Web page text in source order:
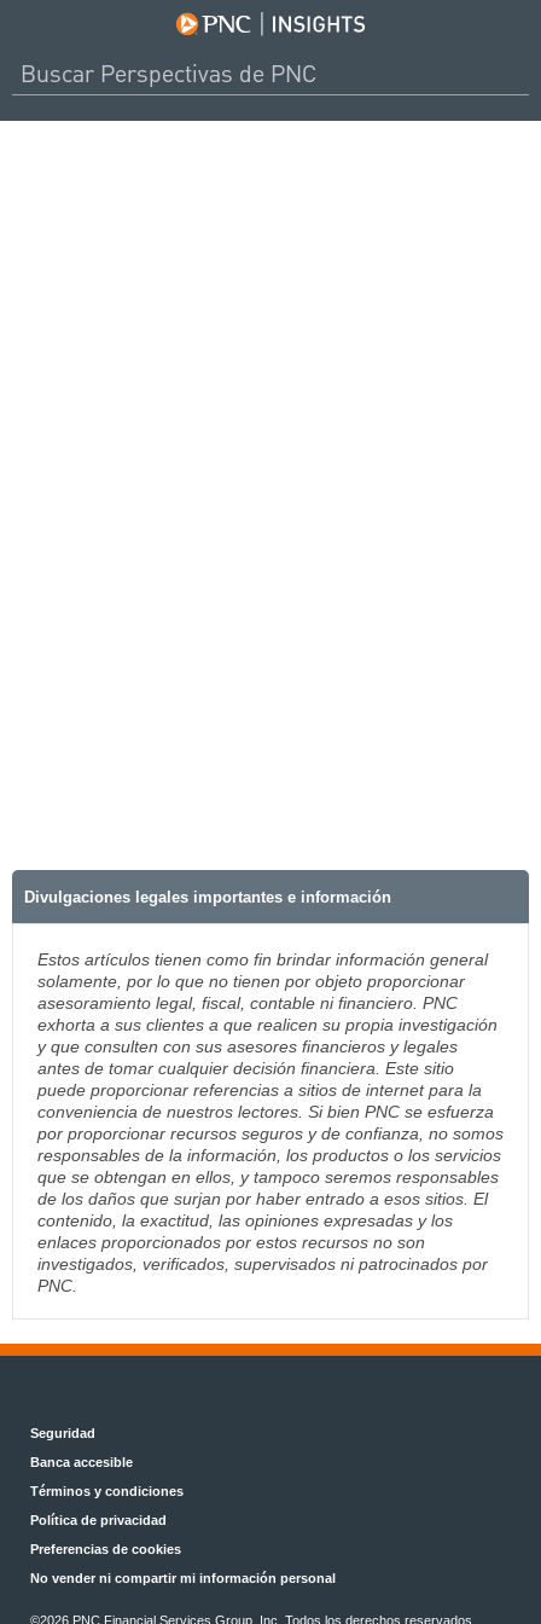
Divulgaciones legales importantes e información
Estos artículos tienen como fin brindar información general
solamente, por lo que no tienen por objeto proporcionar
asesoramiento legal, fiscal, contable ni financiero. PNC
exhorta a sus clientes a que realicen su propia investigación
y que consulten con sus asesores financieros y legales
antes de tomar cualquier decisión financiera. Este sitio
puede proporcionar referencias a sitios de internet para la
conveniencia de nuestros lectores. Si bien PNC se esfuerza
por proporcionar recursos seguros y de confianza, no somos
responsables de la información, los productos o los servicios
que se obtengan en ellos, y tampoco seremos responsables
de los daños que surjan por haber entrado a esos sitios. El
contenido, la exactitud, las opiniones expresadas y los
enlaces proporcionados por estos recursos no son
investigados, verificados, supervisados ni patrocinados por
PNC.
Seguridad
Banca accesible
Términos y condiciones
Política de privacidad
Preferencias de cookies
No vender ni compartir mi información personal
©2026 PNC Financial Services Group, Inc. Todos los derechos reservados.